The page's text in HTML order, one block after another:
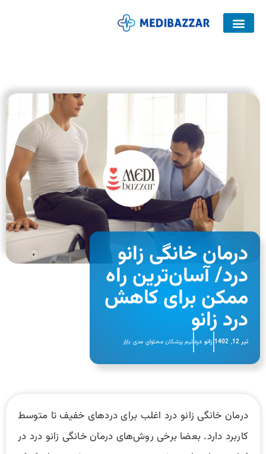
درمان خانگی زانو
درد/ آسان‌ترین راه
ممکن برای کاهش
درد زانو
تیر 12, 1402 زانو دردتیم پزشکان محتوای مدی بازار
درمان خانگی زانو درد اغلب برای دردهای خفیف تا متوسط
کاربرد دارد. بعضا برخی روش‌های درمان خانگی زانو درد در